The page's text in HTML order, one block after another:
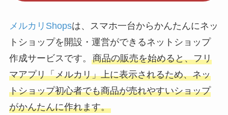
メルカリShopsは、スマホ一台からかんたんにネッ
トショップを開設・運営ができるネットショップ
作成サービスです。 商品の販売を始めると、フリ
マアプリ「メルカリ」上に表示されるため、ネッ
トショップ初心者でも商品が売れやすいショップ
がかんたんに作れます。